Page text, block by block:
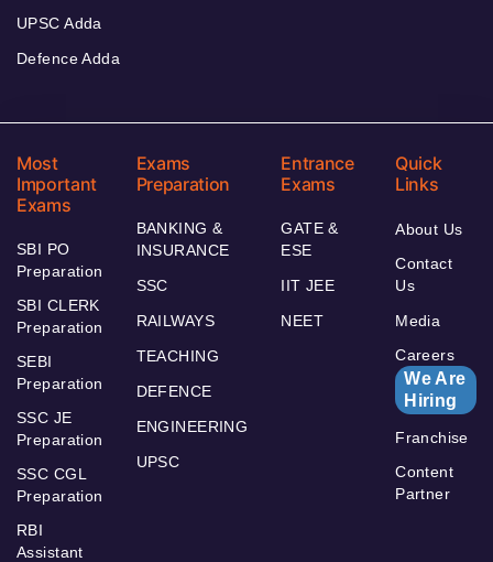
UPSC Adda
Defence Adda
Most
Important
Exams
SBI PO
Preparation
SBI CLERK
Preparation
SEBI
Preparation
SSC JE
Preparation
SSC CGL
Preparation
RBI
Assistant
Exams
Preparation
BANKING &
INSURANCE
SSC
RAILWAYS
TEACHING
DEFENCE
ENGINEERING
UPSC
Entrance
Exams
GATE &
ESE
IIT JEE
NEET
Quick
Links
About Us
Contact
Us
Media
Careers
We Are
Hiring
Franchise
Content
Partner